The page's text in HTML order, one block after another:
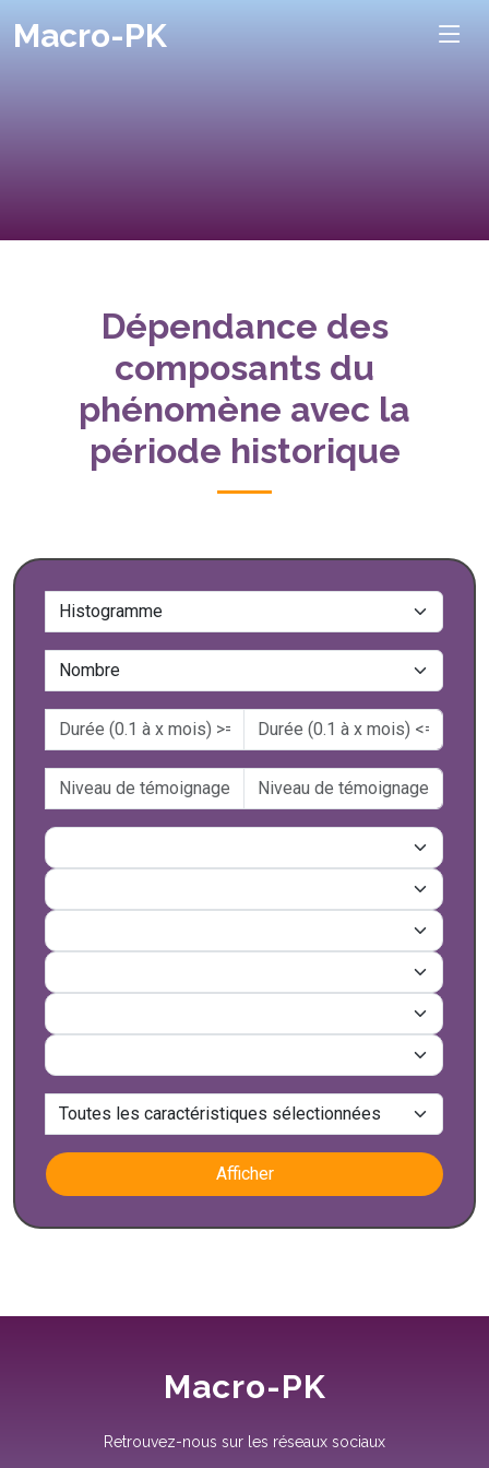
Macro-PK
Dépendance des
composants du
phénomène avec la
période historique
Afficher
Macro-PK
Retrouvez-nous sur les réseaux sociaux